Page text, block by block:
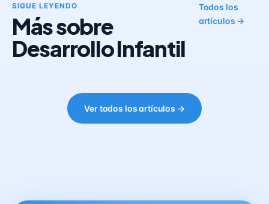
SIGUE LEYENDO
Más sobre
Desarrollo Infantil
Todos los
artículos →
Ver todos los artículos →